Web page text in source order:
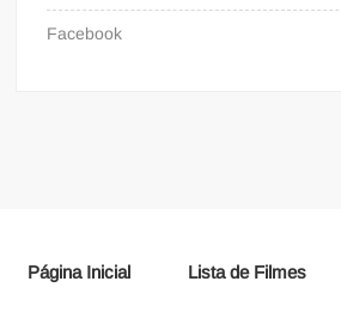
Facebook
Página Inicial Lista de Filmes